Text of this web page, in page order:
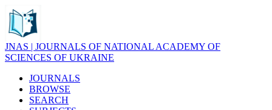
JNAS | JOURNALS OF NATIONAL ACADEMY OF
SCIENCES OF UKRAINE
JOURNALS
BROWSE
SEARCH